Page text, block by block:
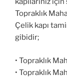
Topraklık
Çelik kapı
gibidir;
• Topraklık
• Topraklık